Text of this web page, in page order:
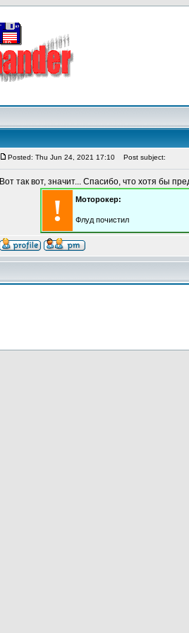
Posted: Thu Jun 24, 2021 17:10 Post subject:
Вот так вот, значит... Спасибо, что хотя бы
! Моторокер:
Флуд почистил